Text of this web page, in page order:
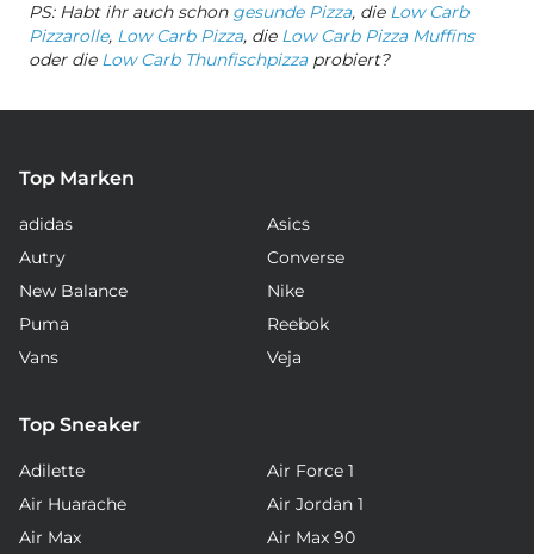
PS: Habt ihr auch schon gesunde Pizza, die Low Carb
Pizzarolle, Low Carb Pizza, die Low Carb Pizza Muffins
oder die Low Carb Thunfischpizzaprobiert?
Top Marken
adidas
Asics
Autry
Converse
New Balance
Nike
Puma
Reebok
Vans
Veja
Top Sneaker
Adilette
Air Force 1
Air Huarache
Air Jordan 1
Air Max
Air Max 90